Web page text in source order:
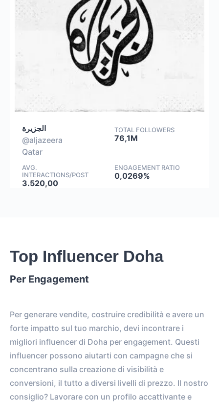
الجزيرة
@aljazeera
Qatar
TOTAL FOLLOWERS
76,1M
AVG.
INTERACTIONS/POST
3.520,00
ENGAGEMENT RATIO
0,0269%
Top Influencer Doha
Per Engagement
Per generare vendite, costruire credibilità e avere un
forte impatto sul tuo marchio, devi incontrare i
migliori influencer di Doha per engagement. Questi
influencer possono aiutarti con campagne che si
concentrano sulla creazione di visibilità e
conversioni, il tutto a diversi livelli di prezzo. Il nostro
consiglio? Lavorare con un profilo accattivante e